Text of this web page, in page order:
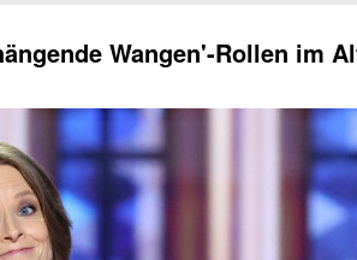
Wangen'-Rollen im